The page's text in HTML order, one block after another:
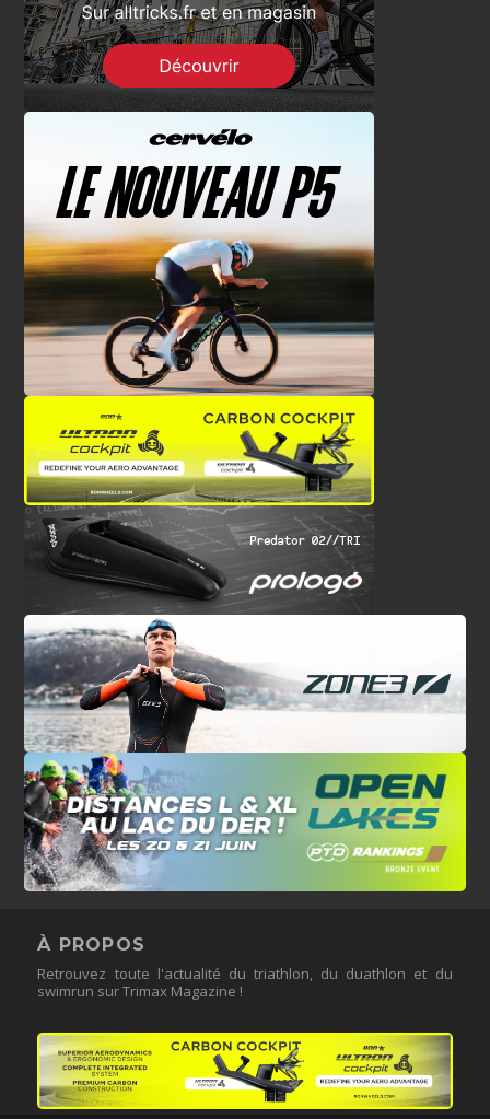
À PROPOS
Retrouvez toute l'actualité du triathlon, du duathlon et du
swimrun sur Trimax Magazine !